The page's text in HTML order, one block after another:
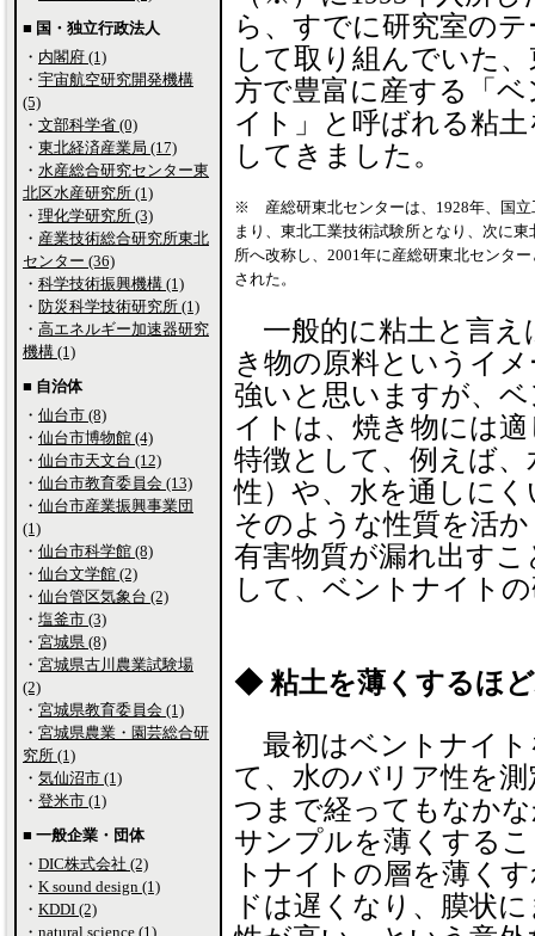
ら、すでに研究室の
して取り組んでいた
方で豊富に産する「
イト」と呼ばれる粘土
してきました。
※ 産総研東北センターは、1928年、国立
まり、東北工業技術試験所となり、次に東
所へ改称し、2001年に産総研東北センタ
された。
一般的に粘土と言え
き物の原料というイ
強いと思いますが、
イトは、焼き物には
特徴として、例えば
性）や、水を通しに
そのような性質を活
有害物質が漏れ出す
して、ベントナイト
◆ 粘土を薄くするほ
最初はベントナイト
て、水のバリア性を
つまで経ってもなか
サンプルを薄くする
トナイトの層を薄く
ドは遅くなり、膜状
■ 国・独立行政法人
・ 内閣府 (1)
・ 宇宙航空研究開発機構
(5)
・ 文部科学省 (0)
・ 東北経済産業局 (17)
・ 水産総合研究センター東
北区水産研究所 (1)
・ 理化学研究所 (3)
・ 産業技術総合研究所東北
センター (36)
・ 科学技術振興機構 (1)
・ 防災科学技術研究所 (1)
・ 高エネルギー加速器研究
機構 (1)
■ 自治体
・ 仙台市 (8)
・ 仙台市博物館 (4)
・ 仙台市天文台 (12)
・ 仙台市教育委員会 (13)
・ 仙台市産業振興事業団
(1)
・ 仙台市科学館 (8)
・ 仙台文学館 (2)
・ 仙台管区気象台 (2)
・ 塩釜市 (3)
・ 宮城県 (8)
・ 宮城県古川農業試験場
(2)
・ 宮城県教育委員会 (1)
・ 宮城県農業・園芸総合研
究所 (1)
・ 気仙沼市 (1)
・ 登米市 (1)
■ 一般企業・団体
・ DIC株式会社 (2)
・ K sound design (1)
・ KDDI (2)
・ natural science (1)